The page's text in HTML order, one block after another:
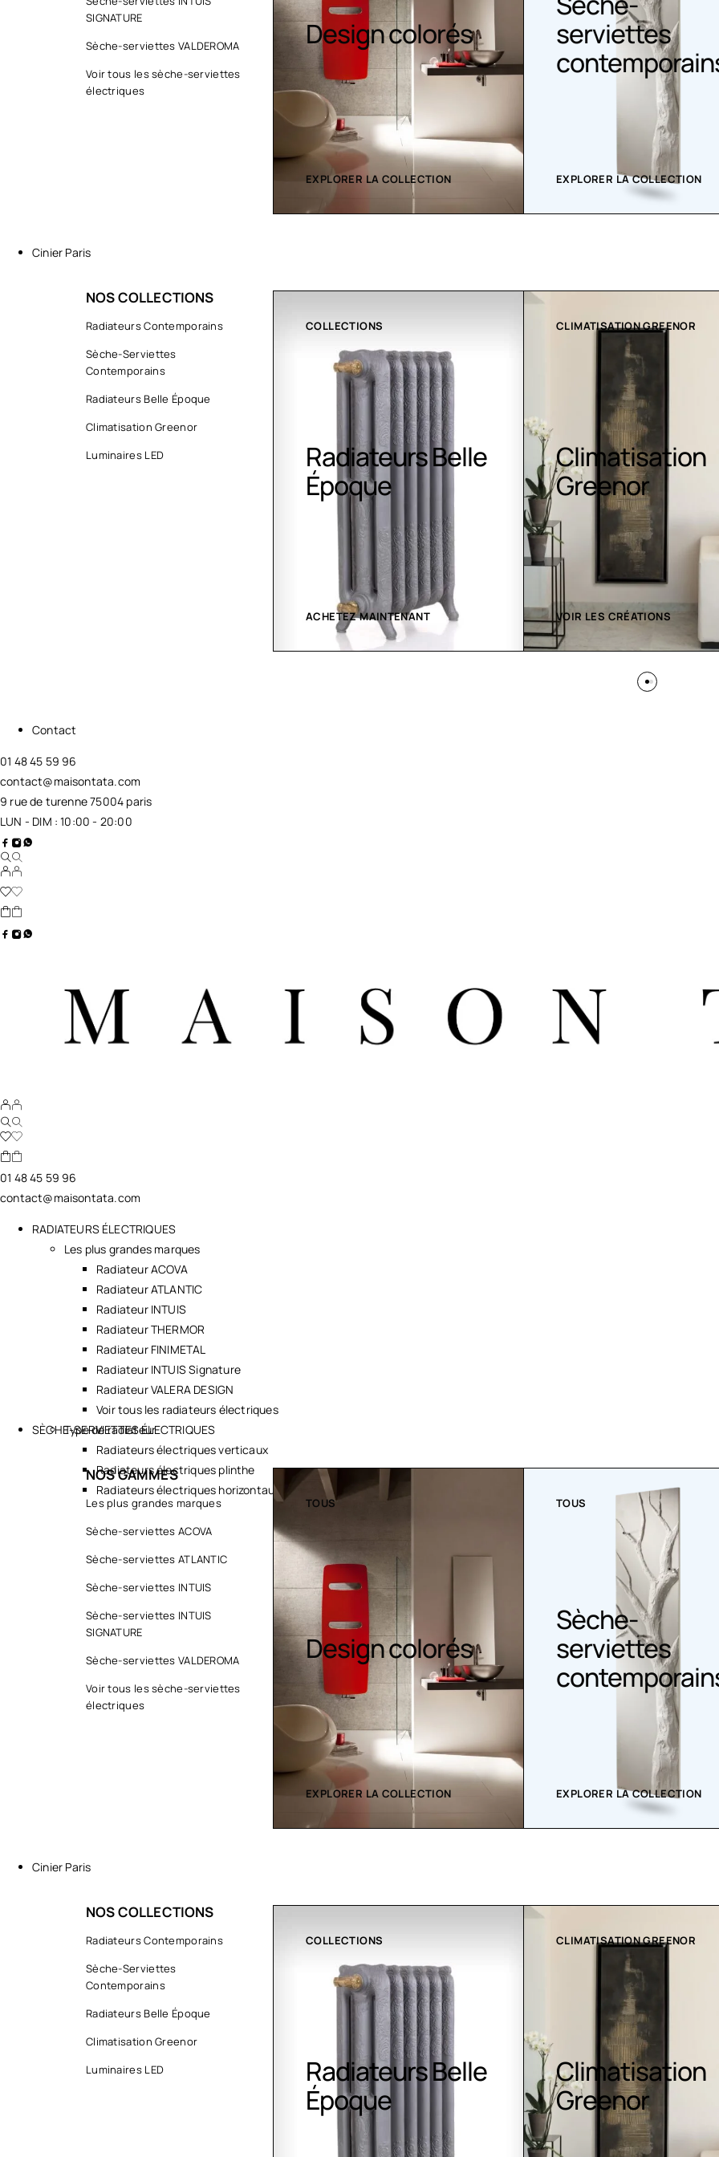
SIGNATURE
Sèche-serviettes VALDEROMA
Voir tous les sèche-serviettes
électriques
Design colorés
serviettes
contemporains
EXPLORER LA COLLECTION
Sèche serviette
EXPLORER LA COLLECTION
Cinier Paris
NOS COLLECTIONS
Radiateurs Contemporains
Sèche-Serviettes
Contemporains
Radiateurs Belle Époque
Climatisation Greenor
Luminaires LED
Sèche-
serviettes
COLLECTIONS
Radiateurs Belle
Époque
ACHETEZ MAINTENANT
CLIMATISATION GREENOR
Climatisation
Greenor
VOIR LES CRÉATIONS
Contact
01 48 45 59 96
contact@maisontata.com
9 rue de turenne 75004 paris
LUN - DIM : 10:00 - 20:00
01 48 45 59 96
contact@maisontata.com
RADIATEURS ÉLECTRIQUES
Les plus grandes marques
Radiateur ACOVA
Radiateur ATLANTIC
Radiateur INTUIS
Radiateur THERMOR
Radiateur FINIMETAL
Radiateur INTUIS Signature
Radiateur VALERA DESIGN
Voir tous les radiateurs électriques
Type de radiateur
Radiateurs électriques verticaux
Radiateurs électriques plinthe
Radiateurs électriques horizontaux
SÈCHE-SERVIETTES ÉLECTRIQUES
NOS GAMMES
Les plus grandes marques
Sèche-serviettes ACOVA
Sèche-serviettes ATLANTIC
Sèche-serviettes INTUIS
Sèche-serviettes INTUIS
SIGNATURE
Sèche-serviettes VALDEROMA
Voir tous les sèche-serviettes
électriques
Design colorés
TOUS
Sèche-
serviettes
contemporains
EXPLORER LA COLLECTION
TOUS
Sèche serviette
EXPLORER LA COLLECTION
Cinier Paris
NOS COLLECTIONS
Radiateurs Contemporains
Sèche-Serviettes
Contemporains
Radiateurs Belle Époque
Climatisation Greenor
Luminaires LED
Sèche-
serviettes
COLLECTIONS
Radiateurs Belle
Époque
CLIMATISATION GREENOR
Climatisation
Greenor